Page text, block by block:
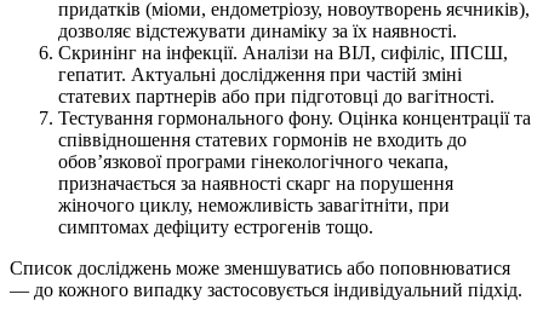
придатків (міоми, ендометріозу, новоутворень яєчників),
дозволяє відстежувати динаміку за їх наявності.
Скринінг на інфекції. Аналізи на ВІЛ, сифіліс, ІПСШ,
гепатит. Актуальні дослідження при частій зміні
статевих партнерів або при підготовці до вагітності.
Тестування гормонального фону. Оцінка концентрації та
співвідношення статевих гормонів не входить до
обов’язкової програми гінекологічного чекапа,
призначається за наявності скарг на порушення
жіночого циклу, неможливість завагітніти, при
симптомах дефіциту естрогенів тощо.
Список досліджень може зменшуватись або поповнюватися
— до кожного випадку застосовується індивідуальний підхід.